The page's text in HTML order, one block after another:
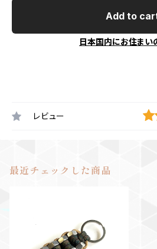
Add to
日本国内にお住まい
レビュー
最近チェックした商品